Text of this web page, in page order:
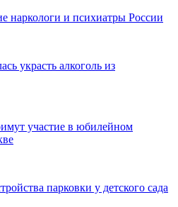
наркологи и психиатры России
украсть алкоголь из
участие в юбилейном
парковки у детского сада